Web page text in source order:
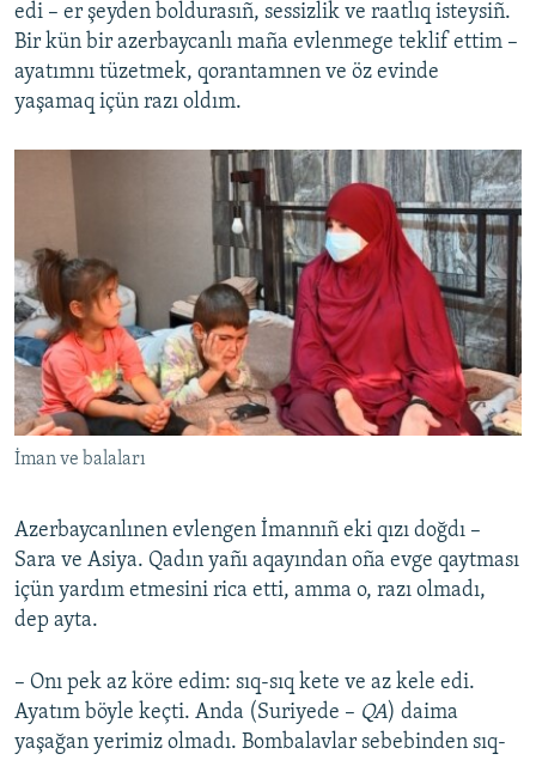
edi – er şeyden boldurasıñ, sessizlik ve raatlıq isteysiñ.
Bir kün bir azerbaycanlı maña evlenmege teklif ettim –
ayatımnı tüzetmek, qorantamnen ve öz evinde
yaşamaq içün razı oldım.
İman ve balaları
Azerbaycanlınen evlengen İmannıñ eki qızı doğdı –
Sara ve Asiya. Qadın yañı aqayından oña evge qaytması
içün yardım etmesini rica etti, amma o, razı olmadı,
dep ayta.
– Onı pek az köre edim: sıq-sıq kete ve az kele edi.
Ayatım böyle keçti. Anda (Suriyede – QA) daima
yaşağan yerimiz olmadı. Bombalavlar sebebinden sıq-